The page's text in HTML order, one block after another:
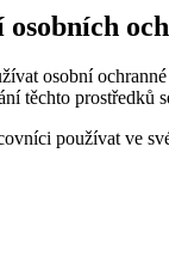
osobní
těchto
používat ve